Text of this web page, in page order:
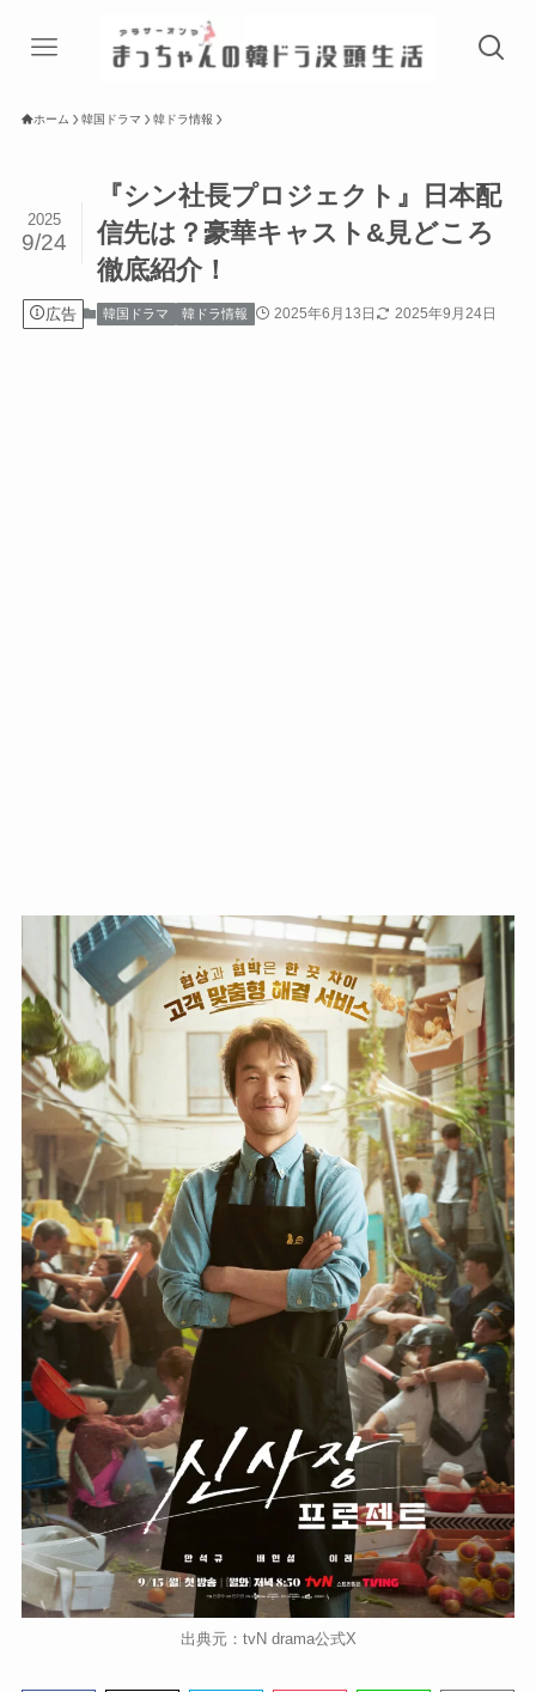
ホーム 韓国ドラマ 韓ドラ情報
『シン社長プロジェクト』日本配
信先は？豪華キャスト&見どころ
徹底紹介！
2025
9/24
広告 韓国ドラマ 韓ドラ情報 2025年6月13日 2025年9月24日
出典元：tvN drama公式X